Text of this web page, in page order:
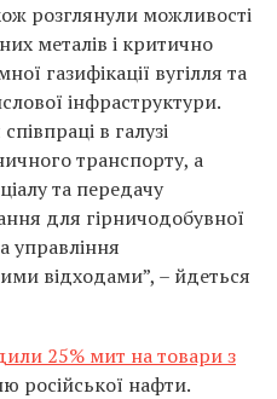
розглянули можливості
металів і критично
газифікації вугілля та
інфраструктури.
в галузі
транспорту, а
та передачу
для гірничодобувної
управління
відходами”, – йдеться
25% мит на товари з
російської нафти.